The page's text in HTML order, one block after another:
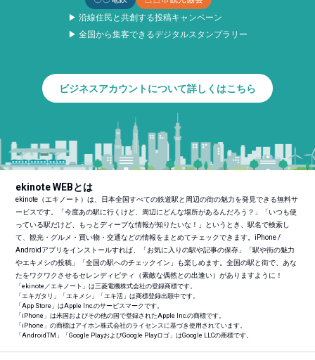
▶ 沿線住民と共創する投稿キャンペーン
▶ 全国から集客できるデジタルスタンプラリー
ビジネスアカウントについて詳しくはこちら
ekinote WEBとは
ekinote（エキノート）は、日本全国すべての鉄道駅と周辺の街の魅力を発見できる無料サ
ービスです。「今度あの駅に行くけど、周辺にどんな場所があるんだろう？」「いつも使
っている駅だけど、もっとディープな情報が知りたいな！」というとき、駅名で検索し
て、観光・グルメ・買い物・交通などの情報をまとめてチェックできます。iPhone /
Androidアプリをインストールすれば、「お気に入りの駅や記事の保存」「駅や街の魅力
やエキメシの投稿」「全国の駅へのチェックイン」も楽しめます。全国の駅と街で、あな
たをワクワクさせるセレンディピティ（素敵な偶然との出逢い）がありますように！
「ekinote／エキノート」は三菱電機株式会社の登録商標です。
「エキガタリ」「エキメシ」「エキ活」は商標登録出願中です。
「App Store」はApple Inc.のサービスマークです。
「iPhone」は米国およびその他の国で登録されたApple Inc.の商標です。
「iPhone」の商標はアイホン株式会社のライセンスに基づき使用されています。
「AndroidTM 」「Google PlayおよびGoogle Playロゴ」はGoogle LLCの商標です。